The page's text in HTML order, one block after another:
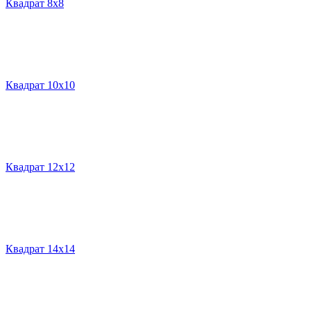
Квадрат 8х8
Квадрат 10х10
Квадрат 12х12
Квадрат 14х14